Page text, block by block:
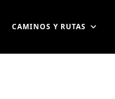
CAMINOS Y RUTAS